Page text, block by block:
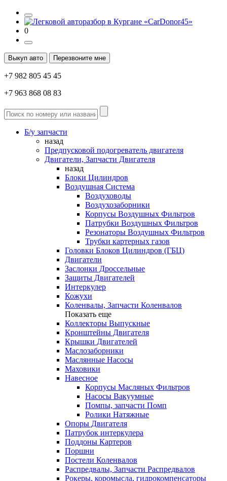
0
Выкуп авто Перезвоните мне
+7 982 805 45 45
+7 963 868 08 83
Б/у запчасти
назад
Предпусковой подогреватель двигателя
Двигатели, Запчасти Двигателя
назад
Блоки Цилиндров
Воздушная Система
Воздуховоды
Воздухозаборники
Корпусы Воздушных Фильтров
Патрубки Воздушных Фильтров
Резонаторы Воздушных Фильтров
Трубки картерных газов
Головки Блоков Цилиндров (ГБЦ)
Двигатели
Заслонки Дроссельные
Защиты Двигателей
Интеркулер
Кожухи
Коленвалы, Запчасти Коленвалов
Показать еще
Коллекторы Выпускные
Кронштейны Двигателя
Крышки Двигателей
Маслозаборники
Маслянные Насосы
Маховики
Навесное
Корпусы Масляных Фильтров
Насосы Вакуумные
Помпы, запчасти Помп
Ролики Натяжные
Опоры Двигателя
Патрубок интеркулера
Поддоны Картеров
Поршни
Постели Коленвалов
Распредвалы, Запчасти Распредвалов
Рокеры, коромысла, гидрокомпенсаторы